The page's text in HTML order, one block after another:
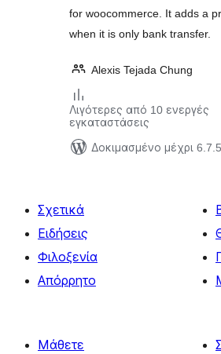
for woocommerce. It adds a
when it is only bank transfer.
Alexis Tejada Chung
Λιγότερες από 10 ενεργές
εγκαταστάσεις
Δοκιμασμένο μέχρι 6.7.5
Σχετικά
Ειδήσεις
Φιλοξενία
Απόρρητο
Μάθετε